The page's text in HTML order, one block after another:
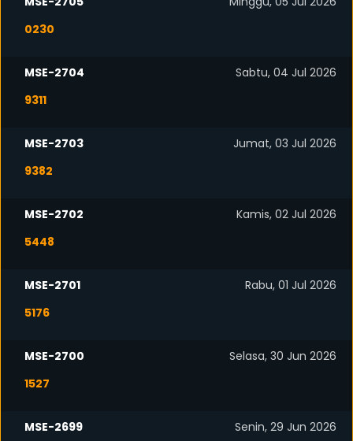
0230
MSE-2704
Sabtu, 04 Jul 2026
9311
MSE-2703
Jumat, 03 Jul 2026
9382
MSE-2702
Kamis, 02 Jul 2026
5448
MSE-2701
Rabu, 01 Jul 2026
5176
MSE-2700
Selasa, 30 Jun 2026
1527
MSE-2699
Senin, 29 Jun 2026